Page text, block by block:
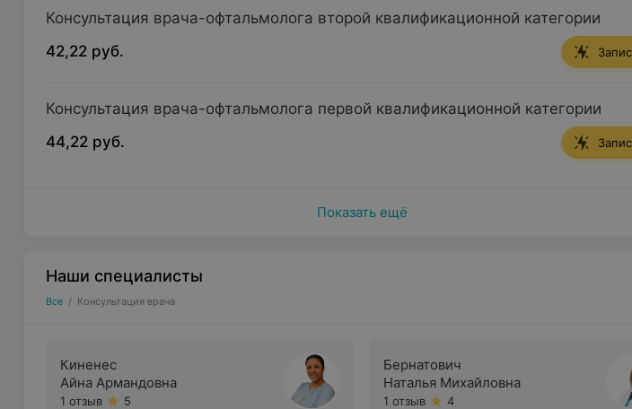
Консультация врача-офтальмолога второй квалификационной категории
42,22 руб.
Консультация врача-офтальмолога первой квалификационной категории
44,22 руб.
Показать ещё
Наши специалисты
Все / Консультация врача
Киненес
Айна Армандовна
1 отзыв
5
Бернатович
Наталья Михайловна
1 отзыв
4